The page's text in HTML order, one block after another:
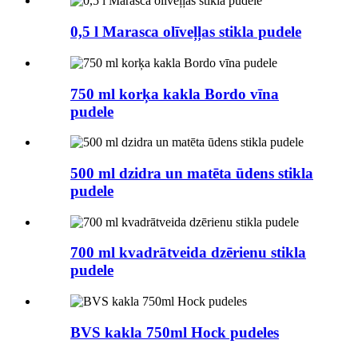
0,5 l Marasca olīveļļas stikla pudele
750 ml korķa kakla Bordo vīna
pudele
500 ml dzidra un matēta ūdens stikla
pudele
700 ml kvadrātveida dzērienu stikla
pudele
BVS kakla 750ml Hock pudeles